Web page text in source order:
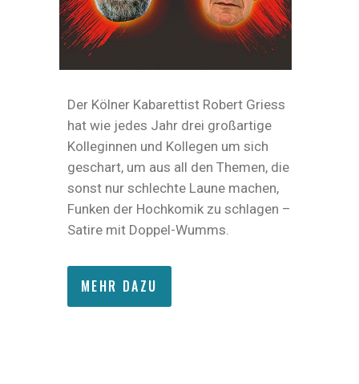
Der Kölner Kabarettist Robert Griess
hat wie jedes Jahr drei großartige
Kolleginnen und Kollegen um sich
geschart, um aus all den Themen, die
sonst nur schlechte Laune machen,
Funken der Hochkomik zu schlagen –
Satire mit Doppel-Wumms.
MEHR DAZU